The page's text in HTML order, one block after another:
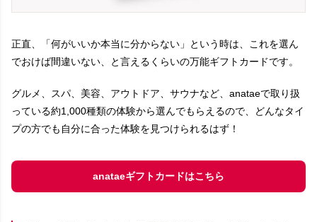
正直、「何がいいか本当に分からない」という時は、これを選ん
でおけば間違いない、と言えるくらいの万能ギフトカードです。
グルメ、スパ、美容、アウトドア、サウナなど、anataeで取り扱
っている約1,000種類の体験から選んでもらえるので、どんなタイ
プの方でも自分に合った体験を見つけられるはず！
anataeギフトカードはこちら